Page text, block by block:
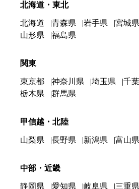
北海道・東北
北海道 青森県 岩手県 宮城県
山形県
福島県
関東
東京都 神奈川県 埼玉県 千
栃木県
群馬県
甲信越・北陸
山梨県 長野県 新潟県 富山県
中部・近畿
静岡県 愛知県 岐阜県 三重県